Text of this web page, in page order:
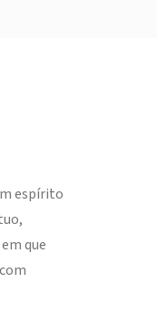
espírito
que